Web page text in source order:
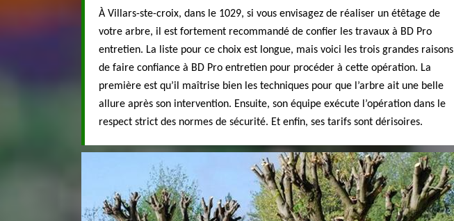
À Villars-ste-croix, dans le 1029, si vous envisagez de réaliser un étêtage de
votre arbre, il est fortement recommandé de confier les travaux à BD Pro
entretien. La liste pour ce choix est longue, mais voici les trois grandes raisons
de faire confiance à BD Pro entretien pour procéder à cette opération. La
première est qu’il maîtrise bien les techniques pour que l’arbre ait une belle
allure après son intervention. Ensuite, son équipe exécute l’opération dans le
respect strict des normes de sécurité. Et enfin, ses tarifs sont dérisoires.